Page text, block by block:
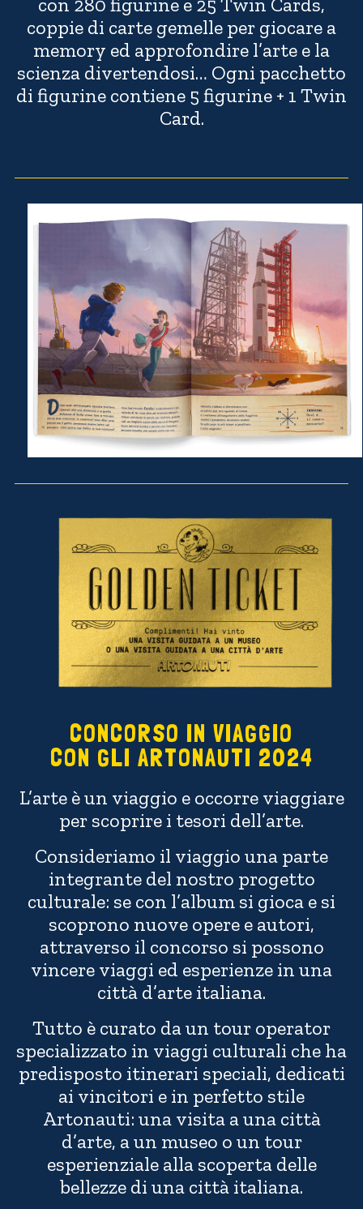
coppie di carte gemelle per giocare a
memory ed approfondire l’arte e la
scienza divertendosi… Ogni pacchetto
di figurine contiene 5 figurine + 1 Twin
Card.
CONCORSO IN VIAGGIO
CON GLI ARTONAUTI 2024
L’arte è un viaggio e occorre viaggiare
per scoprire i tesori dell’arte.
Consideriamo il viaggio una parte
integrante del nostro progetto
culturale: se con l’album si gioca e si
scoprono nuove opere e autori,
attraverso il concorso si possono
vincere viaggi ed esperienze in una
città d’arte italiana.
Tutto è curato da un tour operator
specializzato in viaggi culturali che ha
predisposto itinerari speciali, dedicati
ai vincitori e in perfetto stile
Artonauti: una visita a una città
d’arte, a un museo o un tour
esperienziale alla scoperta delle
bellezze di una città italiana.